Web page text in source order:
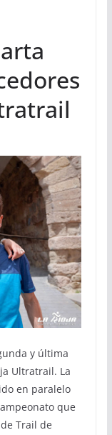
y última
Ultratrail. La
en paralelo
que
Trail de